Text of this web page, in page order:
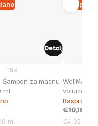
Šampon za masnu
ml
19x
ml
Detalj
WellMax®
volumen,
€10,16
Cijena
€4,06 /